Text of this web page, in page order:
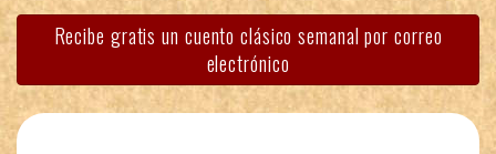
Recibe gratis un cuento clásico semanal por correo
electrónico